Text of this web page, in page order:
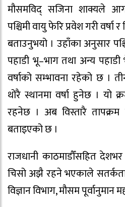
मौसमविद् सजिना शाक्यले
पश्चिमी वायु फेरि प्रवेश गरी
बताउनुभयो । उहाँका अनुसार
पहाडी भू–भाग तथा अन्य
वर्षाको सम्भावना रहेको छ ।
थोरै स्थानमा वर्षा हुनेछ । यो
रहनेछ । अब विस्तारै तापक्रम
बताइएको छ ।
राजधानी काठमाडौँसहित
चिसो अझै रहने भएकाले
विज्ञान विभाग, मौसम